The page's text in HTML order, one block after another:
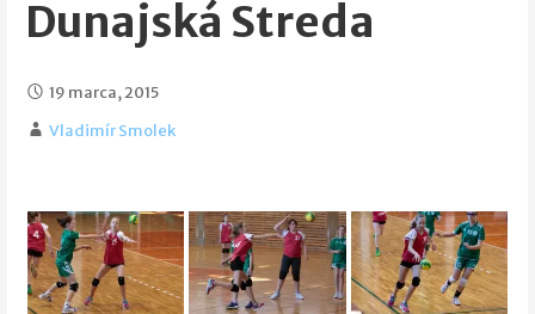
Dunajská Streda
19 marca, 2015
Vladimír Smolek